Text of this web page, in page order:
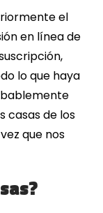
el
en línea de
lo que haya
casas de los
que nos